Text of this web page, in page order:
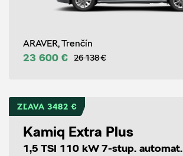
ARAVER, Trenčín
23 600 € 26 138 €
ZĽAVA 3482 €
Kamiq Extra Plus
1,5 TSI 110 kW 7-stup. automat.